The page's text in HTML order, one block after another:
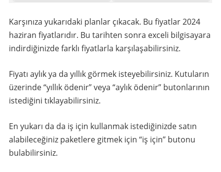
Karşınıza yukarıdaki planlar çıkacak. Bu fiyatlar 2024
haziran fiyatlarıdır. Bu tarihten sonra exceli bilgisayara
indirdiğinizde farklı fiyatlarla karşılaşabilirsiniz.
Fiyatı aylık ya da yıllık görmek isteyebilirsiniz. Kutuların
üzerinde “yıllık ödenir” veya “aylık ödenir” butonlarının
istediğini tıklayabilirsiniz.
En yukarı da da iş için kullanmak istediğinizde satın
alabileceğiniz paketlere gitmek için “iş için” butonu
bulabilirsiniz.